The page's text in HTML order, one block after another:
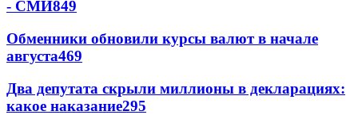
- СМИ849
Обменники обновили курсы валют в начале
августа469
Два депутата скрыли миллионы в декларациях:
какое наказание295